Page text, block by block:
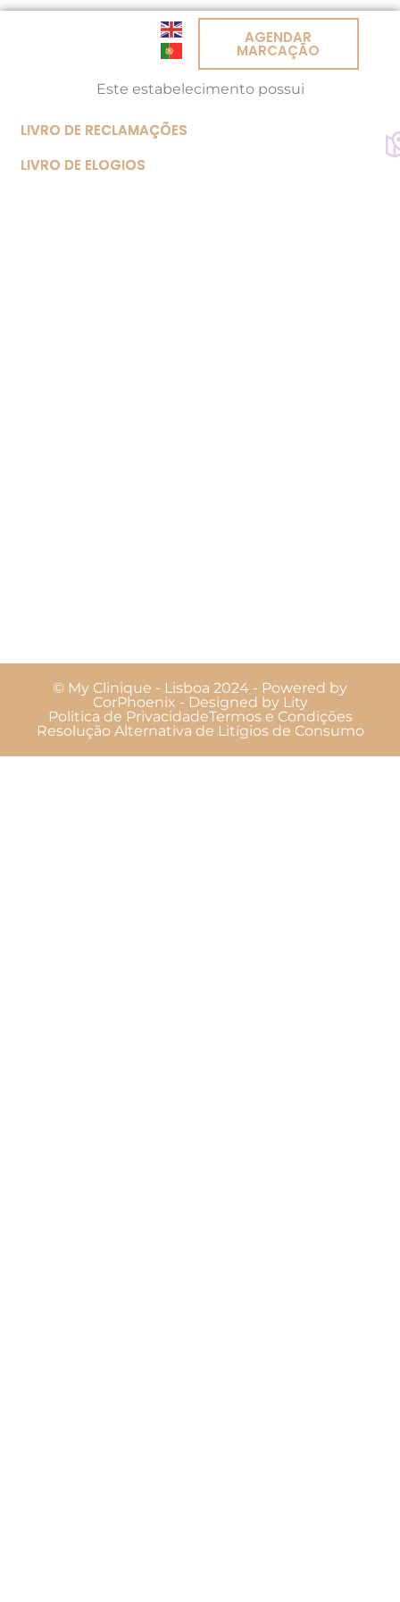
AGENDAR
MARCAÇÃO
Este estabelecimento possui
LIVRO DE RECLAMAÇÕES
LIVRO DE ELOGIOS
© My Clinique - Lisboa 2024 - Powered by
CorPhoenix - Designed by Lity
Politica de PrivacidadeTermos e Condições
Resolução Alternativa de Litígios de Consumo